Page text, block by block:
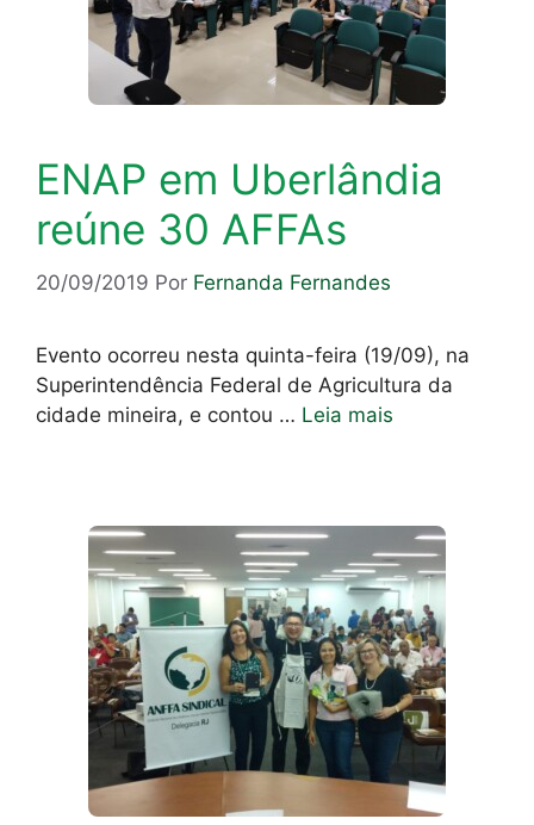
ENAP em Uberlândia
reúne 30 AFFAs
20/09/2019 Por Fernanda Fernandes
Evento ocorreu nesta quinta-feira (19/09), na
Superintendência Federal de Agricultura da
cidade mineira, e contou … Leia mais